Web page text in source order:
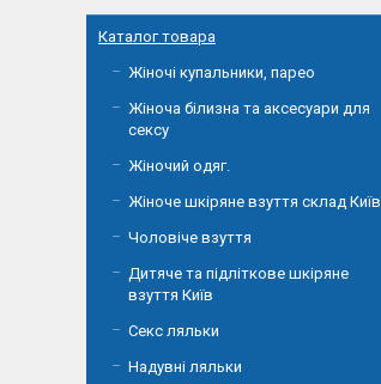
Каталог товара
Жіночі купальники, парео
Жіноча білизна та аксесуари для
сексу
Жіночий одяг.
Жіноче шкіряне взуття склад Київ
Чоловіче взуття
Дитяче та підліткове шкіряне
взуття Київ
Секс ляльки
Надувні ляльки